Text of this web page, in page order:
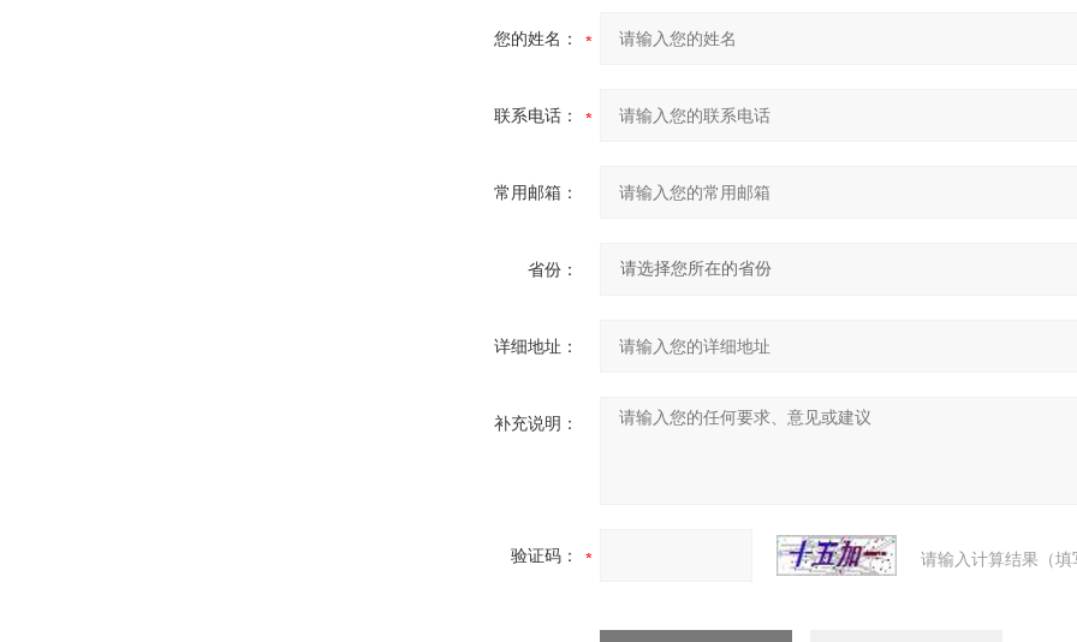
您的姓名：
联系电话：
常用邮箱：
省份：
详细地址：
补充说明：
验证码： 请输入计算结果（